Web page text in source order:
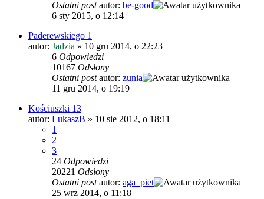
Ostatni postautor: be-good
6 sty 2015, o 12:14
Paderewskiego 1
autor: Jadzia » 10 gru 2014, o 22:23
6 Odpowiedzi
10167 Odsłony
Ostatni postautor: zunia
11 gru 2014, o 19:19
Kościuszki 13
autor: LukaszB » 10 sie 2012, o 18:11
1
2
3
24 Odpowiedzi
20221 Odsłony
Ostatni postautor: aga_piet
25 wrz 2014, o 11:18